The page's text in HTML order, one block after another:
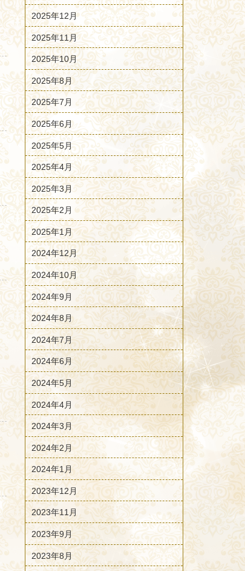
2025年12月
2025年11月
2025年10月
2025年8月
2025年7月
2025年6月
2025年5月
2025年4月
2025年3月
2025年2月
2025年1月
2024年12月
2024年10月
2024年9月
2024年8月
2024年7月
2024年6月
2024年5月
2024年4月
2024年3月
2024年2月
2024年1月
2023年12月
2023年11月
2023年9月
2023年8月